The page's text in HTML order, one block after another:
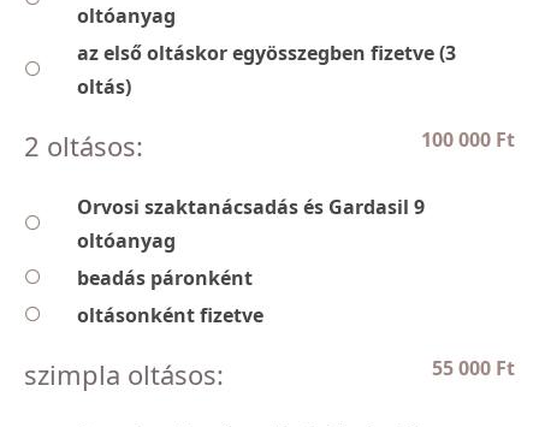
oltóanyag
az első oltáskor egyösszegben fizetve (3
oltás)
2 oltásos: 100 000 Ft
Orvosi szaktanácsadás és Gardasil 9
oltóanyag
beadás páronként
oltásonként fizetve
szimpla oltásos: 55 000 Ft